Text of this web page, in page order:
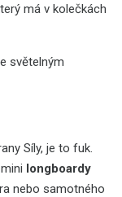
má v kolečkách
světelným
Síly, je to fuk.
longboardy
nebo samotného